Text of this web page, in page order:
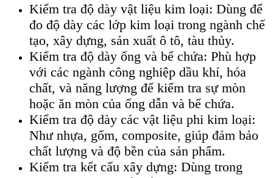
Kiểm tra độ dày vật liệu kim loại: Dùng để
đo độ dày các lớp kim loại trong ngành chế
tạo, xây dựng, sản xuất ô tô, tàu thủy.
Kiểm tra độ dày ống và bể chứa: Phù hợp
với các ngành công nghiệp dầu khí, hóa
chất, và năng lượng để kiểm tra sự mòn
hoặc ăn mòn của ống dẫn và bể chứa.
Kiểm tra độ dày các vật liệu phi kim loại:
Như nhựa, gốm, composite, giúp đảm bảo
chất lượng và độ bền của sản phẩm.
Kiểm tra kết cấu xây dựng: Dùng trong